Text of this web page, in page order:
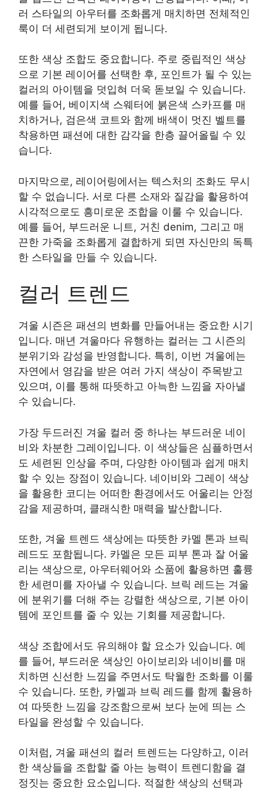
러 스타일의 아우터를 조화롭게 매치하면 전체적인
룩이 더 세련되게 보이게 됩니다.
또한 색상 조합도 중요합니다. 주로 중립적인 색상
으로 기본 레이어를 선택한 후, 포인트가 될 수 있는
컬러의 아이템을 덧입혀 더욱 돋보일 수 있습니다.
예를 들어, 베이지색 스웨터에 붉은색 스카프를 매
치하거나, 검은색 코트와 함께 배색이 멋진 벨트를
착용하면 패션에 대한 감각을 한층 끌어올릴 수 있
습니다.
마지막으로, 레이어링에서는 텍스처의 조화도 무시
할 수 없습니다. 서로 다른 소재와 질감을 활용하여
시각적으로도 흥미로운 조합을 이룰 수 있습니다.
예를 들어, 부드러운 니트, 거친 denim, 그리고 매
끈한 가죽을 조화롭게 결합하게 되면 자신만의 독특
한 스타일을 만들 수 있습니다.
컬러 트렌드
겨울 시즌은 패션의 변화를 만들어내는 중요한 시기
입니다. 매년 겨울마다 유행하는 컬러는 그 시즌의
분위기와 감성을 반영합니다. 특히, 이번 겨울에는
자연에서 영감을 받은 여러 가지 색상이 주목받고
있으며, 이를 통해 따뜻하고 아늑한 느낌을 자아낼
수 있습니다.
가장 두드러진 겨울 컬러 중 하나는 부드러운 네이
비와 차분한 그레이입니다. 이 색상들은 심플하면서
도 세련된 인상을 주며, 다양한 아이템과 쉽게 매치
할 수 있는 장점이 있습니다. 네이비와 그레이 색상
을 활용한 코디는 어떠한 환경에서도 어울리는 안정
감을 제공하며, 클래식한 매력을 발산합니다.
또한, 겨울 트렌드 색상에는 따뜻한 카멜 톤과 브릭
레드도 포함됩니다. 카멜은 모든 피부 톤과 잘 어울
리는 색상으로, 아우터웨어와 소품에 활용하면 훌륭
한 세련미를 자아낼 수 있습니다. 브릭 레드는 겨울
에 분위기를 더해 주는 강렬한 색상으로, 기본 아이
템에 포인트를 줄 수 있는 기회를 제공합니다.
색상 조합에서도 유의해야 할 요소가 있습니다. 예
를 들어, 부드러운 색상인 아이보리와 네이비를 매
치하면 신선한 느낌을 주면서도 탁월한 조화를 이룰
수 있습니다. 또한, 카멜과 브릭 레드를 함께 활용하
여 따뜻한 느낌을 강조함으로써 보다 눈에 띄는 스
타일을 완성할 수 있습니다.
이처럼, 겨울 패션의 컬러 트렌드는 다양하고, 이러
한 색상들을 조합할 줄 아는 능력이 트렌디함을 결
정짓는 중요한 요소입니다. 적절한 색상의 선택과